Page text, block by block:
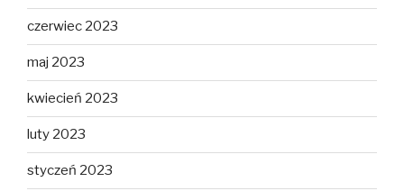
czerwiec 2023
maj 2023
kwiecień 2023
luty 2023
styczeń 2023